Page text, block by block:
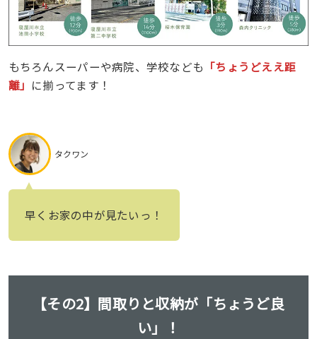
もちろんスーパーや病院、学校なども 「ちょうどええ距
離」 に揃ってます！
タクワン
早くお家の中が見たいっ！
【その2】間取りと収納が「ちょうど良
い」！